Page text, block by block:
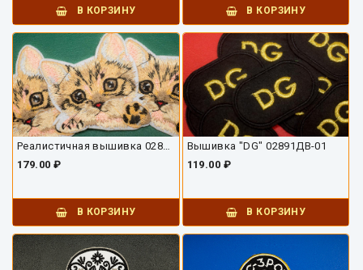
В КОРЗИНУ В КОРЗИНУ
179.00 ₽
В КОРЗИНУ
Вышивка "DG" 02891ДВ-01
119.00 ₽
В КОРЗИНУ